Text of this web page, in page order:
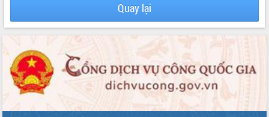
THÔNG TIN CHỈ ĐẠO ĐIỀU HÀNH
VĂN BẢN HĐND TỈNH
ĐIỂM TIN VĂN BẢN
Quay lại